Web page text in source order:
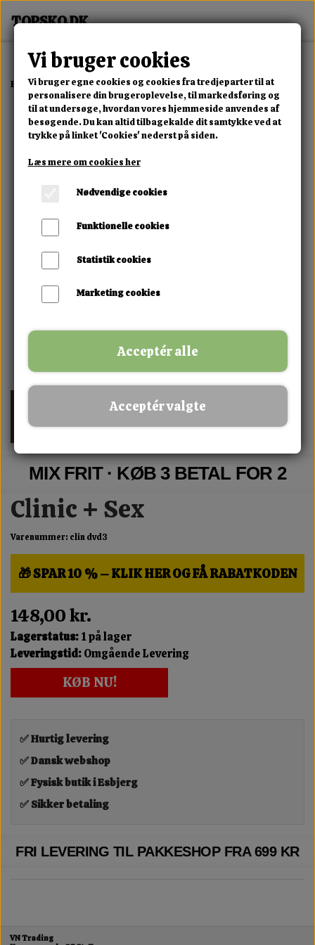
Forside Erotisk Kollektion Dvd Clinic + Sex
MIX FRIT · KØB 3 BETAL FOR 2
Clinic + Sex
Varenummer: clin dvd3
🎁 SPAR 10 % – KLIK HER OG FÅ RABATKODEN
148,00 kr.
Lagerstatus:1 på lager
Leveringstid:Omgående Levering
KØB NU!
✅ Hurtig levering
✅ Dansk webshop
✅ Fysisk butik i Esbjerg
✅ Sikker betaling
FRI LEVERING TIL PAKKESHOP FRA 699 KR
VN Trading
Vi bruger cookies
Vi bruger egne cookies og cookies fra tredjeparter til at
personalisere din brugeroplevelse, til markedsføring og
til at undersøge, hvordan vores hjemmeside anvendes af
besøgende. Du kan altid tilbagekalde dit samtykke ved at
trykke på linket 'Cookies' nederst på siden.
Læs mere om cookies her
Nødvendige cookies
Funktionelle cookies
Statistik cookies
Marketing cookies
Acceptér alle
Acceptér valgte